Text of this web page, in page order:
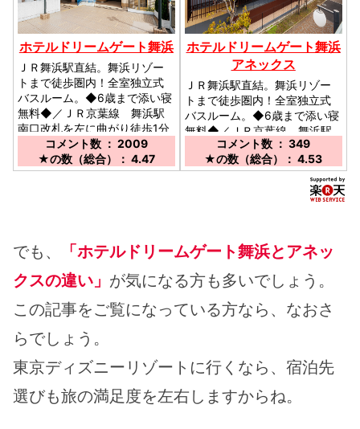
ホテルドリームゲート舞浜
ＪＲ舞浜駅直結。舞浜リゾー
トまで徒歩圏内！全室独立式
バスルーム。◆6歳まで添い寝
無料◆／ＪＲ京葉線 舞浜駅
南口改札を左に曲がり徒歩1分
コメント数 ： 2009
★の数（総合）： 4.47
ホテルドリームゲート舞浜
アネックス
ＪＲ舞浜駅直結。舞浜リゾー
トまで徒歩圏内！全室独立式
バスルーム。◆6歳まで添い寝
無料◆／ＪＲ京葉線 舞浜駅
南口改札を右に曲がり徒歩1分
コメント数 ： 349
★の数（総合）： 4.53
でも、
「ホテルドリームゲート舞浜とアネッ
クスの違い」 が気になる方も多いでしょう。
この記事をご覧になっている方なら、なおさ
らでしょう。
東京ディズニーリゾートに行くなら、宿泊先
選びも旅の満足度を左右しますからね。